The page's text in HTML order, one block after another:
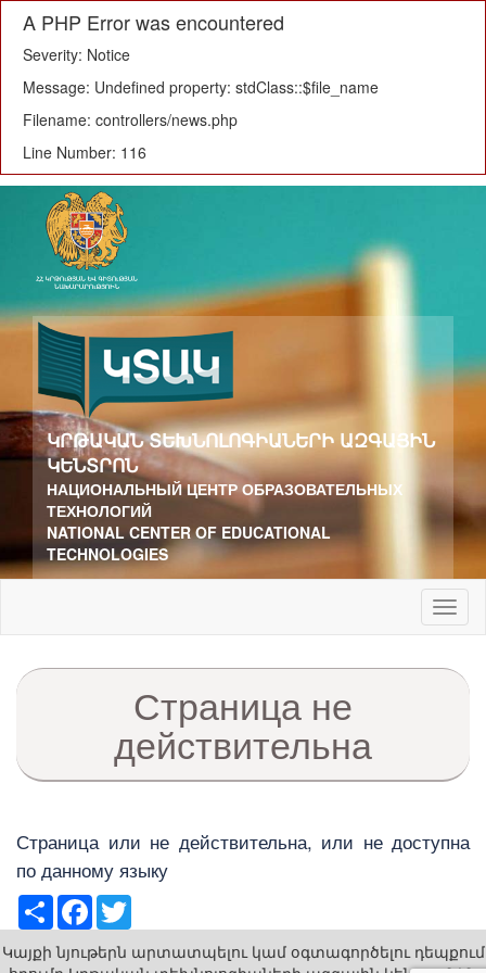
A PHP Error was encountered
Severity: Notice
Message: Undefined property: stdClass::$file_name
Filename: controllers/news.php
Line Number: 116
ԿՐԹԱԿԱՆ ՏԵԽՆՈԼՈԳԻԱՆԵՐԻ ԱԶԳԱՅԻՆ
ԿԵՆՏՐՈՆ
НАЦИОНАЛЬНЫЙ ЦЕНТР ОБРАЗОВАТЕЛЬНЫХ
ТЕХНОЛОГИЙ
NATIONAL CENTER OF EDUCATIONAL
TECHNOLOGIES
Страница не
действительна
Страница или не действительна, или не доступна
по данному языку
Share Facebook
Կայքի նյութերն արտատպելու կամ օգտագործելու դեպքում